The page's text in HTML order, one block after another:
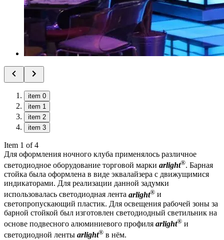
item 0
item 1
item 2
item 3
Item 1 of 4
Для оформления ночного клуба применялось различное
светодиодное оборудование торговой марки arlight®. Барная
стойка была оформлена в виде эквалайзера с движущимися
индикаторами. Для реализации данной задумки
использовалась светодиодная лента arlight® и
светопропускающий пластик. Для освещения рабочей зоны за
барной стойкой был изготовлен светодиодный светильник на
основе подвесного алюминиевого профиля arlight® и
светодиодной ленты arlight® в нём.